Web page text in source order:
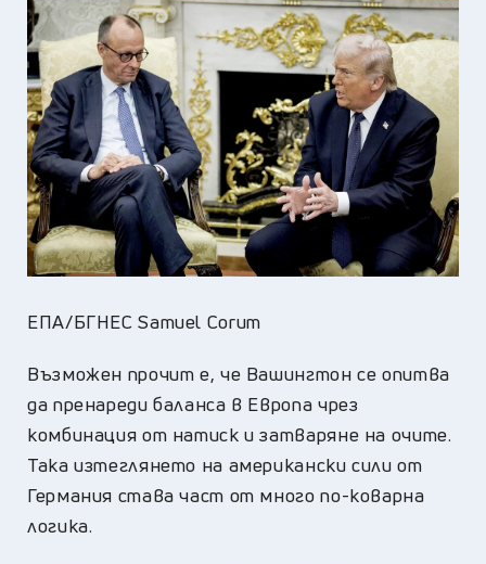
ЕПА/БГНЕС Samuel Corum
Възможен прочит е, че Вашингтон се опитва
да пренареди баланса в Европа чрез
комбинация от натиск и затваряне на очите.
Така изтеглянето на американски сили от
Германия става част от много по-коварна
логика.